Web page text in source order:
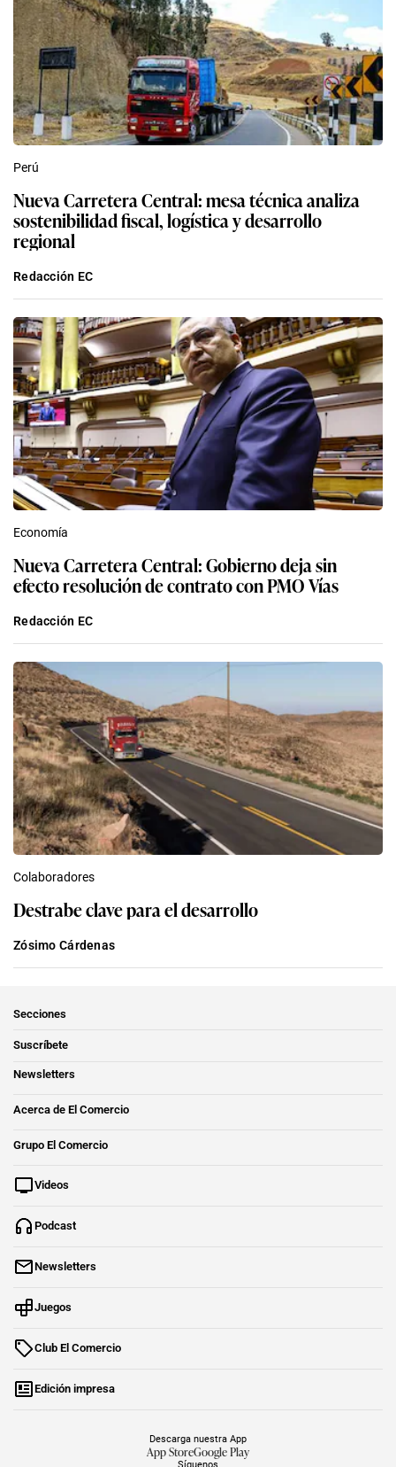
Perú
Nueva Carretera Central: mesa técnica analiza
sostenibilidad fiscal, logística y desarrollo
regional
Redacción EC
Economía
Nueva Carretera Central: Gobierno deja sin
efecto resolución de contrato con PMO Vías
Redacción EC
Colaboradores
Destrabe clave para el desarrollo
Zósimo Cárdenas
Secciones
Suscríbete
Newsletters
Acerca de El Comercio
Grupo El Comercio
Videos
Podcast
Newsletters
Juegos
Club El Comercio
Edición impresa
Síguenos
Descarga nuestra App
App StoreGoogle Play